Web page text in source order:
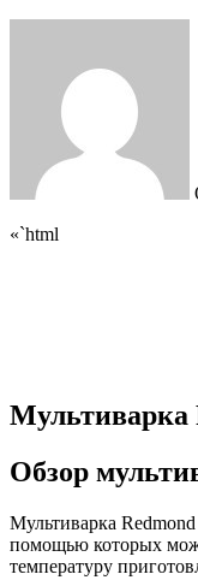
«`html
Мультиварка
Обзор
Мультиварка
помощью которых
температуру